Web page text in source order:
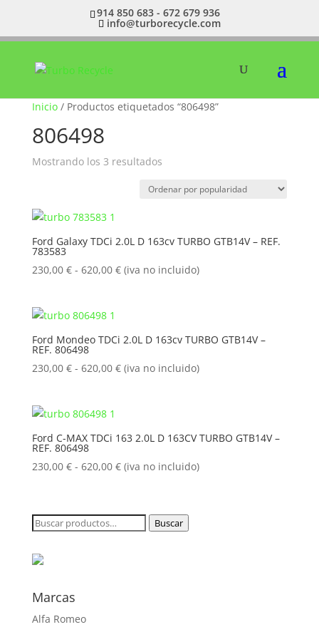
914 850 683 - 672 679 936
info@turborecycle.com
Inicio/ Productos etiquetados “806498”
806498
Mostrando los 3 resultadosOrdenado
popularidad
Ford Galaxy TDCi 2.0L D 163cv TURBO GTB14V – REF.
783583
230,00 € - 620,00 €Rango
230,00 €
620,00 €
(iva no incluido)
Ford Mondeo TDCi 2.0L D 163cv TURBO GTB14V –
REF. 806498
230,00 € - 620,00 €Rango
230,00 €
620,00 €
(iva no incluido)
Ford C-MAX TDCi 163 2.0L D 163CV TURBO GTB14V –
REF. 806498
230,00 € - 620,00 €Rango
desde
230,00 €
(iva no incluido)
Buscar
Buscar
Marcas
Alfa Romeo